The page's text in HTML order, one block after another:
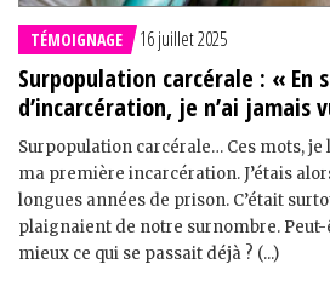
TÉMOIGNAGE 16 juillet 2025
Surpopulation carcérale : « En
d’incarcération, je n’ai jamais
Surpopulation carcérale… Ces mots, je
ma première incarcération. J’étais
longues années de prison. C’était
plaignaient de notre surnombre.
mieux ce qui se passait déjà ? (...)